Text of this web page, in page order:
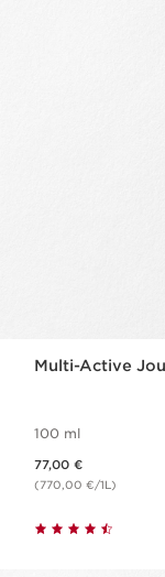
Multi-Active
100 ml
77,00 €
(770,00 €/1L)